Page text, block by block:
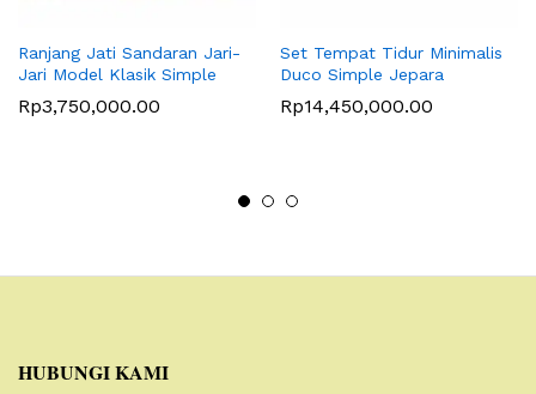
Ranjang Jati Sandaran Jari-
Jari Model Klasik Simple
Rp3,750,000.00
Set Tempat Tidur Minimalis
Duco Simple Jepara
Rp14,450,000.00
HUBUNGI KAMI